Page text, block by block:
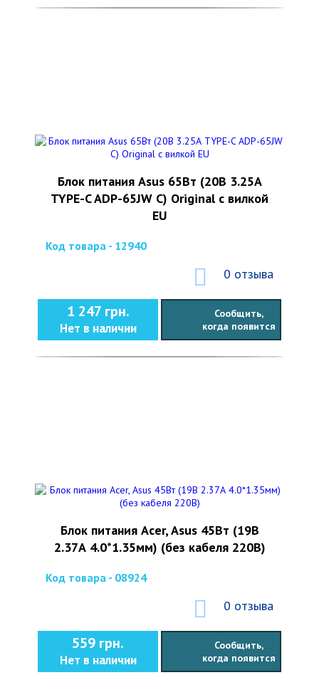
Блок питания Asus 65Вт (20В 3.25А
TYPE-C ADP-65JW C) Original с вилкой
EU
Код товара - 12940
0 отзыва
1 247 грн.
Нет в наличии
Сообщить,
когда появится
Блок питания Acer, Asus 45Вт (19В
2.37А 4.0*1.35мм) (без кабеля 220В)
Код товара - 08924
0 отзыва
559 грн.
Нет в наличии
Сообщить,
когда появится